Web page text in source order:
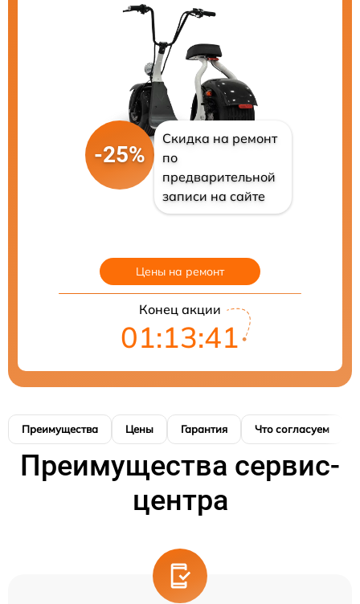
-25%
Скидка на ремонт
по
предварительной
записи на сайте
Цены на ремонт
Конец акции
01:13:40
Преимущества Цены Гарантия Что согласуем
Преимущества сервис-
центра